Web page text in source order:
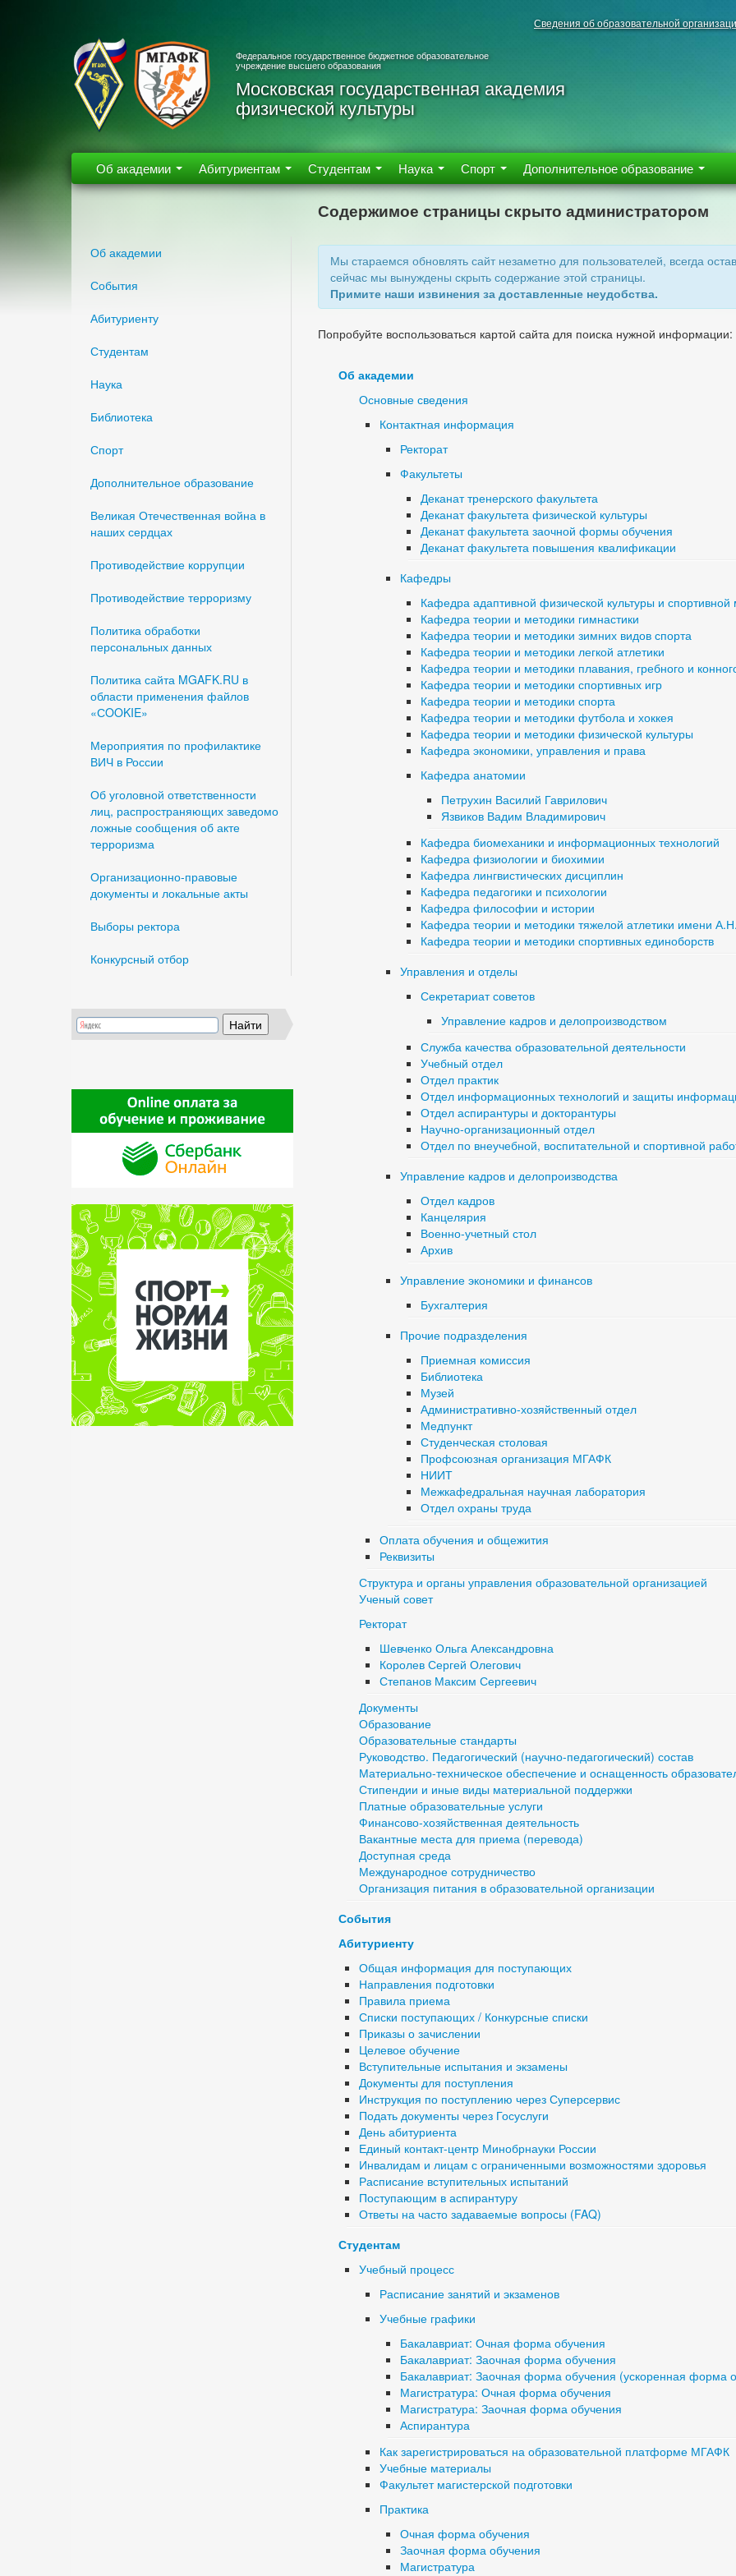
Сведения об образовательной
Федеральное государственное бюджетное образовательное
учреждение высшего образования
Московская государственная академия
физической культуры
Об академии Абитуриентам Студентам Наука Спорт Дополнительное образование
Об академии
События
Абитуриенту
Студентам
Наука
Библиотека
Спорт
Дополнительное образование
Великая Отечественная война в
наших сердцах
Противодействие коррупции
Противодействие терроризму
Политика обработки
персональных данных
Политика сайта MGAFK.RU в
области применения файлов
«СOOKIE»
Мероприятия по профилактике
ВИЧ в России
Об уголовной ответственности
лиц, распространяющих заведомо
ложные сообщения об акте
терроризма
Организационно-правовые
документы и локальные акты
Выборы ректора
Конкурсный отбор
Содержимое страницы скрыто администратором
Мы стараемся обновлять сайт незаметно для пользователей, всегда
сейчас мы вынуждены скрыть содержание этой страницы.
Примите наши извинения за доставленные неудобства.
Попробуйте воспользоваться картой сайта для поиска нужной информации:
Об академии
Основные сведения
Контактная информация
Ректорат
Факультеты
Деканат тренерского факультета
Деканат факультета физической культуры
Деканат факультета заочной формы обучения
Деканат факультета повышения квалификации
Кафедры
Кафедра адаптивной физической культуры и
Кафедра теории и методики гимнастики
Кафедра теории и методики зимних видов спорта
Кафедра теории и методики легкой атлетики
Кафедра теории и методики плавания, гребного и
Кафедра теории и методики спортивных игр
Кафедра теории и методики спорта
Кафедра теории и методики футбола и хоккея
Кафедра теории и методики физической культуры
Кафедра экономики, управления и права
Кафедра анатомии
Петрухин Василий Гаврилович
Язвиков Вадим Владимирович
Кафедра биомеханики и информационных технологий
Кафедра физиологии и биохимии
Кафедра лингвистических дисциплин
Кафедра педагогики и психологии
Кафедра философии и истории
Кафедра теории и методики тяжелой атлетики имени
Кафедра теории и методики спортивных единоборств
Управления и отделы
Секретариат советов
Управление кадров и делопроизводством
Служба качества образовательной деятельности
Учебный отдел
Отдел практик
Отдел информационных технологий и защиты
Отдел аспирантуры и докторантуры
Научно-организационный отдел
Отдел по внеучебной, воспитательной и спортивной
Управление кадров и делопроизводства
Отдел кадров
Канцелярия
Военно-учетный стол
Архив
Управление экономики и финансов
Бухгалтерия
Прочие подразделения
Приемная комиссия
Библиотека
Музей
Административно-хозяйственный отдел
Медпункт
Студенческая столовая
Профсоюзная организация МГАФК
НИИТ
Межкафедральная научная лаборатория
Отдел охраны труда
Оплата обучения и общежития
Реквизиты
Структура и органы управления образовательной организацией
Ученый совет
Ректорат
Шевченко Ольга Александровна
Королев Сергей Олегович
Степанов Максим Сергеевич
Документы
Образование
Образовательные стандарты
Руководство. Педагогический (научно-педагогический) состав
Материально-техническое обеспечение и оснащенность
Стипендии и иные виды материальной поддержки
Платные образовательные услуги
Финансово-хозяйственная деятельность
Вакантные места для приема (перевода)
Доступная среда
Международное сотрудничество
Организация питания в образовательной организации
События
Абитуриенту
Общая информация для поступающих
Направления подготовки
Правила приема
Списки поступающих / Конкурсные списки
Приказы о зачислении
Целевое обучение
Вступительные испытания и экзамены
Документы для поступления
Инструкция по поступлению через Суперсервис
Подать документы через Госуслуги
День абитуриента
Единый контакт-центр Минобрнауки России
Инвалидам и лицам с ограниченными возможностями здоровья
Расписание вступительных испытаний
Поступающим в аспирантуру
Ответы на часто задаваемые вопросы (FAQ)
Студентам
Учебный процесс
Расписание занятий и экзаменов
Учебные графики
Бакалавриат: Очная форма обучения
Бакалавриат: Заочная форма обучения
Бакалавриат: Заочная форма обучения (ускоренная форма
Магистратура: Очная форма обучения
Магистратура: Заочная форма обучения
Аспирантура
Как зарегистрироваться на образовательной платформе МГАФК
Учебные материалы
Факультет магистерской подготовки
Практика
Очная форма обучения
Заочная форма обучения
Магистратура